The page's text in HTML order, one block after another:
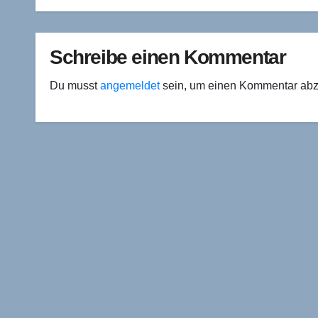
Schreibe einen Kommentar
Du musstangemeldetsein, um einen Kommentar